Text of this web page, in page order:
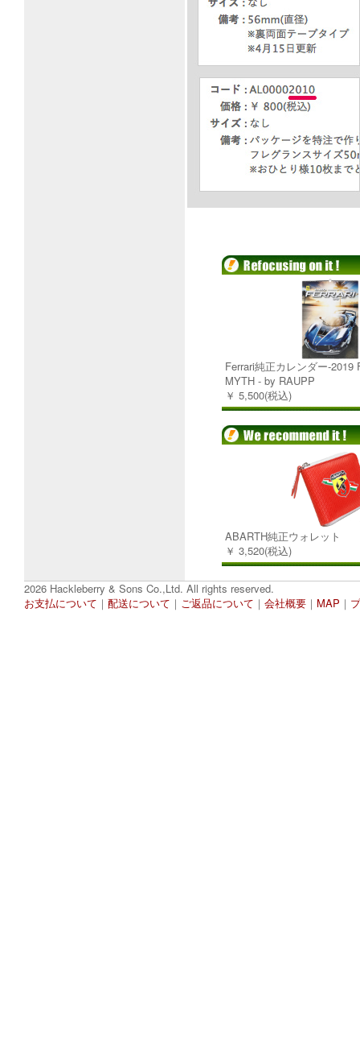
Ferrari純正カレンダー-2019
MYTH - by RAUPP
￥ 5,500(税込)
ABARTH純正ウォレット
￥ 3,520(税込)
2026 Hackleberry & Sons Co.,Ltd. All rights reserved.
お支払について ｜ 配送について ｜ ご返品について ｜ 会社概要 ｜ MAP ｜